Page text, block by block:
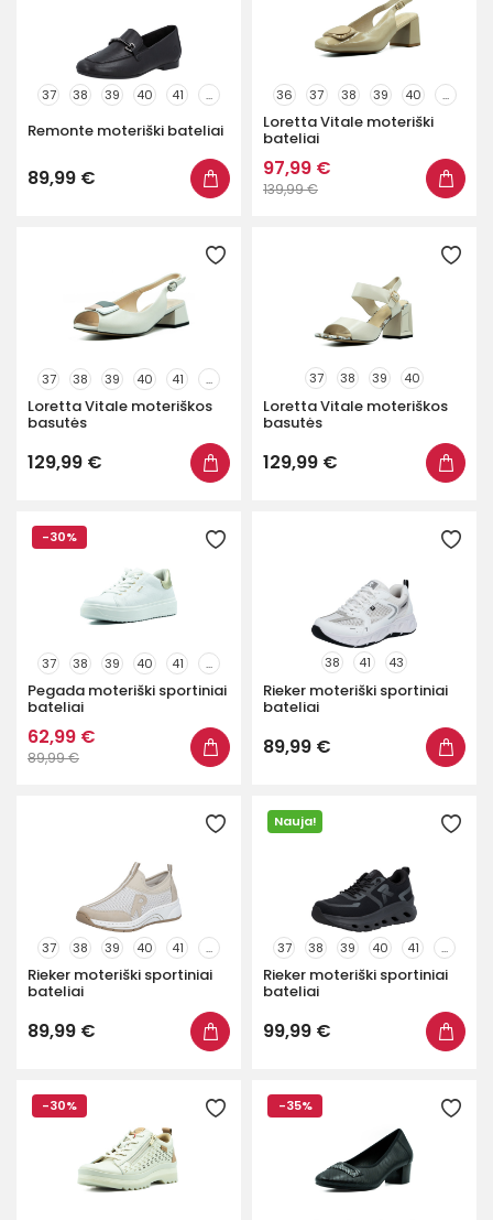
37 38 39 40 41 ...
Remonte moteriški bateliai
89,99 €
36 37 38 39 40 ...
Loretta Vitale moteriški
bateliai
97,99 €
139,99 €
37 38 39 40 41 ...
Loretta Vitale moteriškos
basutės
129,99 €
37 38 39 40
Loretta Vitale moteriškos
basutės
129,99 €
-30%
37 38 39 40 41 ...
Pegada moteriški sportiniai
bateliai
62,99 €
89,99 €
38 41 43
Rieker moteriški sportiniai
bateliai
89,99 €
37 38 39 40 41 ...
Rieker moteriški sportiniai
bateliai
89,99 €
Nauja!
37 38 39 40 41 ...
Rieker moteriški sportiniai
bateliai
99,99 €
-30% -35%